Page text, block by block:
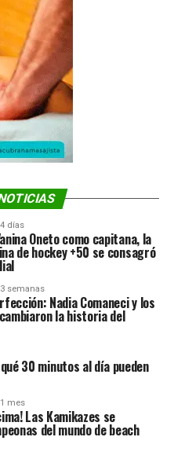
días
Oneto como capitana, la
de hockey +50 se consagró
semanas
Nadia Comaneci y los
la historia del
30 minutos al día pueden
mes
Las Kamikazes se
del mundo de beach